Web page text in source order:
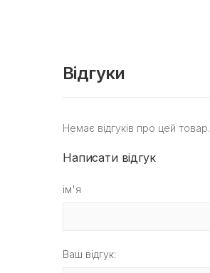
Відгуки
Немає відгуків про цей товар.
Написати відгук
ім'я
Ваш відгук: